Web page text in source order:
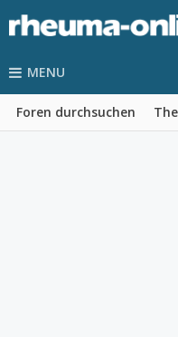
MENU
Foren durchsuchen